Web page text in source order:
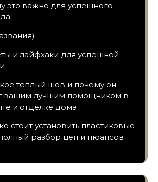
это важно для успешного
и лайфхаки для успешной
теплый шов и почему он
вашим лучшим помощником в
и отделке дома
стоит установить пластиковые
разбор цен и нюансов